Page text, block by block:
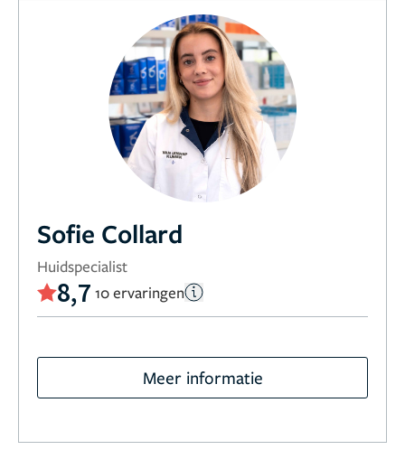
Sofie Collard
Huidspecialist
8,7 10 ervaringen
Meer informatie